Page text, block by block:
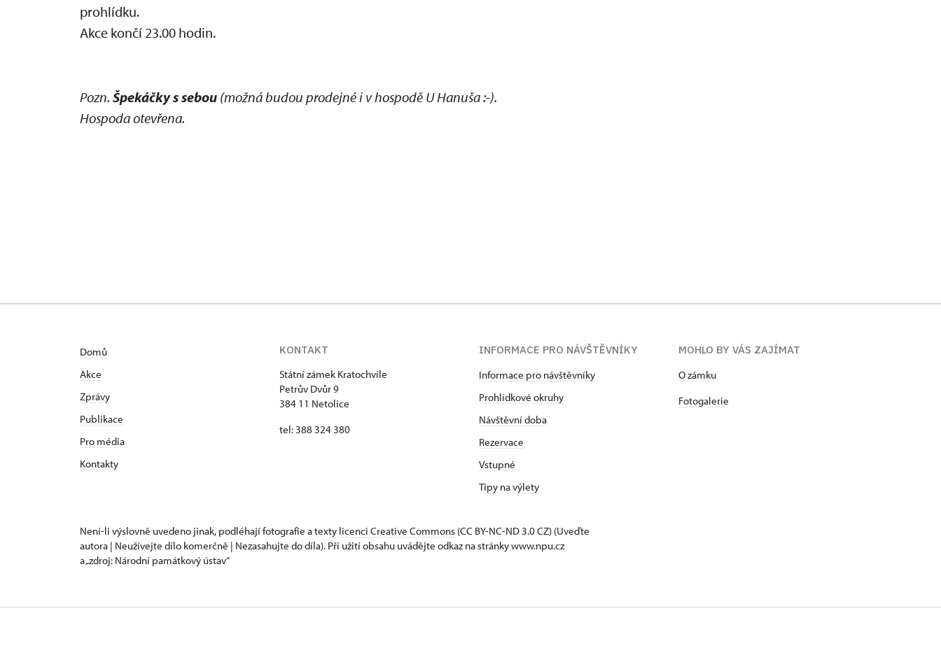
prohlídku.
Akce končí 23.00 hodin.
Pozn. Špekáčky s sebou (možná budou prodejné i v hospodě U Hanuša :-).
Hospoda otevřena.
Domů
Akce
Zprávy
Publikace
Pro média
Kontakty
KONTAKT
Státní zámek Kratochvíle
Petrův Dvůr 9
384 11 Netolice
tel: 388 324 380
INFORMACE PRO NÁVŠTĚVNÍKY
Informace pro návštěvníky
Prohlídkové okruhy
Návštěvní doba
Rezervace
Vstupné
Tipy na výlety
MOHLO BY VÁS ZAJÍMAT
​​​​​​O zámku
Fotogalerie
Není-li výslovně uvedeno jinak, podléhají fotografie a texty licenci Creative Commons (CC BY-NC-ND 3.0 CZ) (Uveďte
autora | Neužívejte dílo komerčně | Nezasahujte do díla). Při užití obsahu uvádějte odkaz na stránky www.npu.cz
a „zdroj: Národní památkový ústav“